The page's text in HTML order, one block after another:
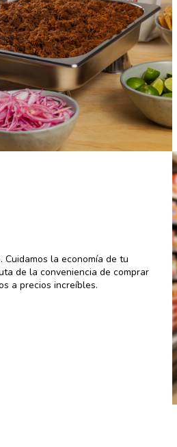
la economía de tu
de la conveniencia de comprar
a precios increíbles.